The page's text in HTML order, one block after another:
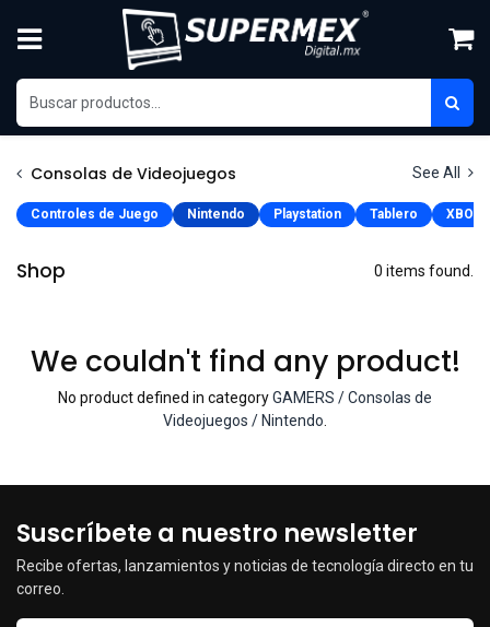
Consolas de Videojuegos See All
Controles de Juego Nintendo Playstation Tablero XBOX
Shop 0 items found.
We couldn't find any product!
No product defined in categoryGAMERS / Consolas de
Videojuegos / Nintendo
Suscríbete a nuestro newsletter
Recibe ofertas, lanzamientos y noticias de tecnología directo en tu
correo.